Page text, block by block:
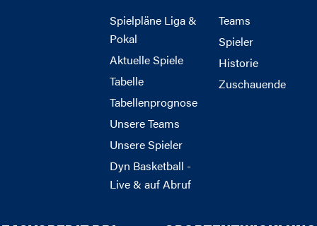
Spielpläne Liga &
Pokal
Aktuelle Spiele
Tabelle
Tabellenprognose
Unsere Teams
Unsere Spieler
Dyn Basketball -
Live & auf Abruf
Teams
Spieler
Historie
Zuschauende